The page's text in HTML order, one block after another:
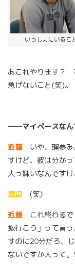
いっしょにいるこ
あこれやります？
急げないこと(笑)。
――マイペースなん
近藤
いや、瑠夢
すけど、彼は分か
大っ嫌いなんですけ
渡辺
(笑)
近藤
これ終わる
飯行こう」って言
すのに20分だろ、
ないですか人って